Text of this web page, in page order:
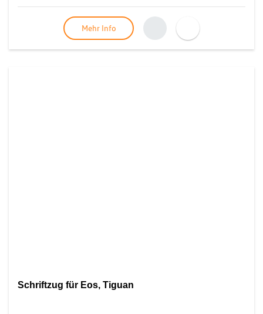
Mehr Info
Schriftzug für Eos, Tiguan